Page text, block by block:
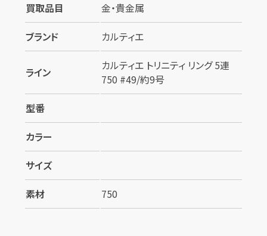
買取品目
金・貴金属
ブランド
カルティエ
ライン
カルティエ トリニティ リング 5連
750 #49/約9号
型番
カラー
サイズ
素材
750